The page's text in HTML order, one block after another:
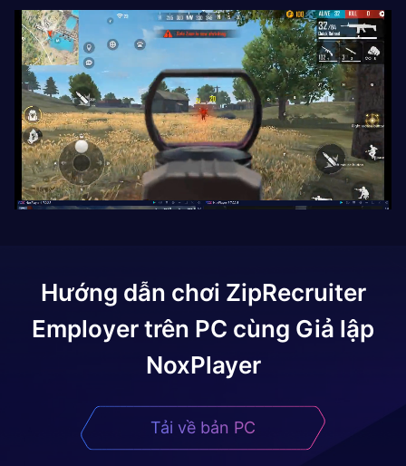
Hướng dẫn chơi ZipRecruiter
Employertrên PC cùng Giả lập
NoxPlayer
Tải về bản PC